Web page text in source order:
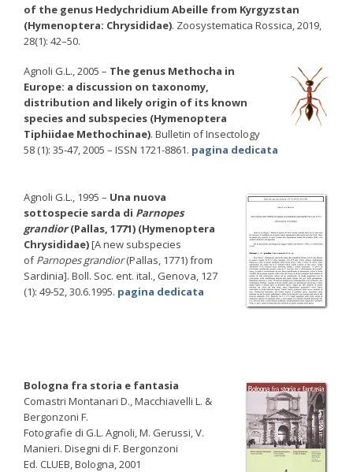
of the genus Hedychridium Abeille from Kyrgyzstan
(Hymenoptera: Chrysididae). Zoosystematica Rossica, 2019,
28(1): 42–50.
Agnoli G.L., 2005 – The genus Methocha in
Europe: a discussion on taxonomy,
distribution and likely origin of its known
species and subspecies (Hymenoptera
Tiphiidae Methochinae). Bulletin of Insectology
58 (1): 35-47, 2005 – ISSN 1721-8861. pagina dedicata
Agnoli G.L., 1995 – Una nuova
sottospecie sarda di Parnopes
grandior(Pallas, 1771) (Hymenoptera
Chrysididae)[A new subspecies
ofParnopes grandior(Pallas, 1771) from
Sardinia]. Boll. Soc. ent. ital., Genova, 127
(1): 49-52, 30.6.1995. pagina dedicata
Bologna fra storia e fantasia
Comastri Montanari D., Macchiavelli L. &
Bergonzoni F.
Fotografie di G.L. Agnoli, M. Gerussi, V.
Manieri. Disegni di F. Bergonzoni
Ed. CLUEB, Bologna, 2001